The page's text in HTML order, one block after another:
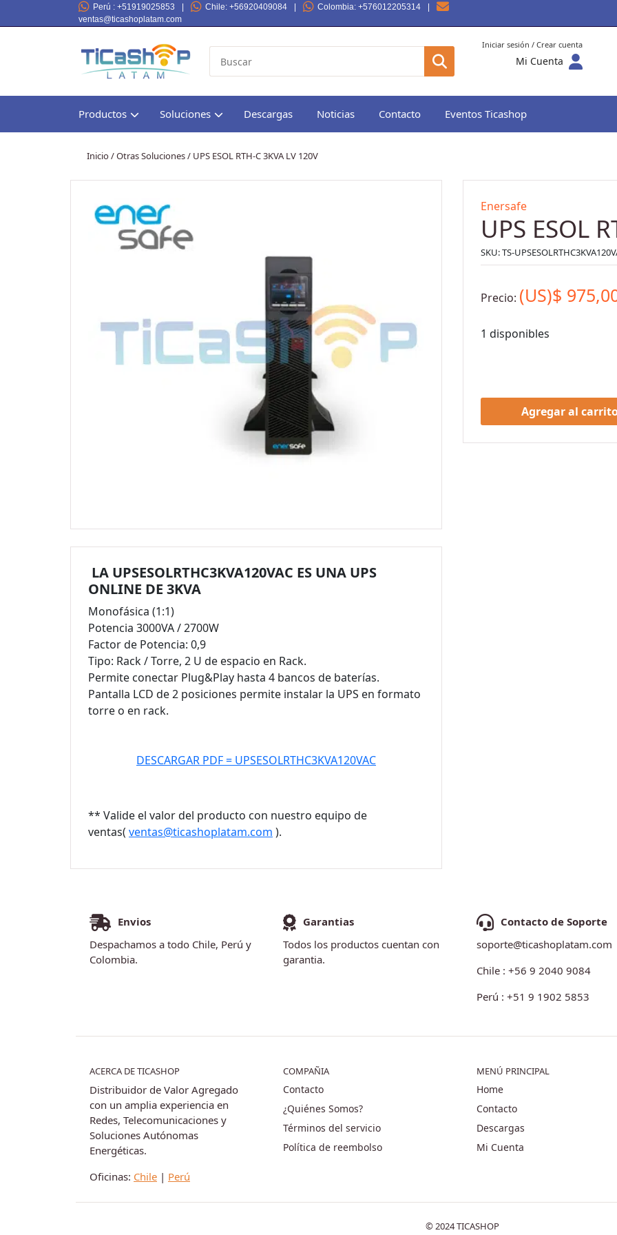
Perú : +51919025853 | Chile: +56920409084 | Colombia: +576012205314
|
ventas@ticashoplatam.com
Iniciar sesión / Crear cuenta
Mi Cuenta
Productos Soluciones Descargas Noticias Contacto Eventos Ticashop
Inicio/Otras Soluciones/ UPS ESOL RTH-C 3KVA LV 120V
Enersafe
UPS ESOL
SKU:TS-
Precio: (US)$
1 disponibles
Agregar al
LA UPSESOLRTHC3KVA120VAC ES UNA UPS
ONLINE DE 3KVA
Monofásica (1:1)
Potencia 3000VA / 2700W
Factor de Potencia: 0,9
Tipo: Rack / Torre, 2 U de espacio en Rack.
Permite conectar Plug&Play hasta 4 bancos de baterías.
Pantalla LCD de 2 posiciones permite instalar la UPS en formato
torre o en rack.
DESCARGAR PDF = UPSESOLRTHC3KVA120VAC
** Valide el valor del producto con nuestro equipo de
ventas( ventas@ticashoplatam.com ).
Envios
Despachamos a todo Chile, Perú y
Colombia.
Garantias
Todos los productos cuentan con
garantia.
Contacto de Soporte
soporte@ticashoplatam.com
Chile : +56 9 2040 9084
Perú : +51 9 1902 5853
ACERCA DE TICASHOP
Distribuidor de Valor Agregado
con un amplia experiencia en
Redes, Telecomunicaciones y
Soluciones Autónomas
Energéticas.
Oficinas: Chile | Perú
COMPAÑIA
Contacto
¿Quiénes Somos?
Términos del servicio
Política de reembolso
MENÚ PRINCIPAL
Home
Contacto
Descargas
Mi Cuenta
© 2024 TICASHOP